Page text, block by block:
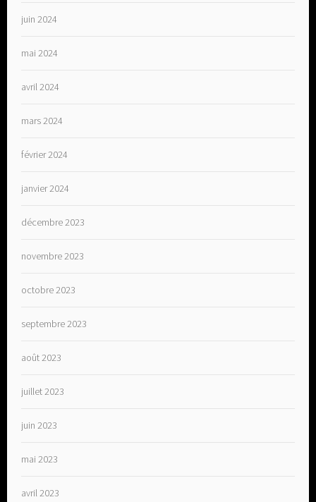
juin 2024
mai 2024
avril 2024
mars 2024
février 2024
janvier 2024
décembre 2023
novembre 2023
octobre 2023
septembre 2023
août 2023
juillet 2023
juin 2023
mai 2023
avril 2023